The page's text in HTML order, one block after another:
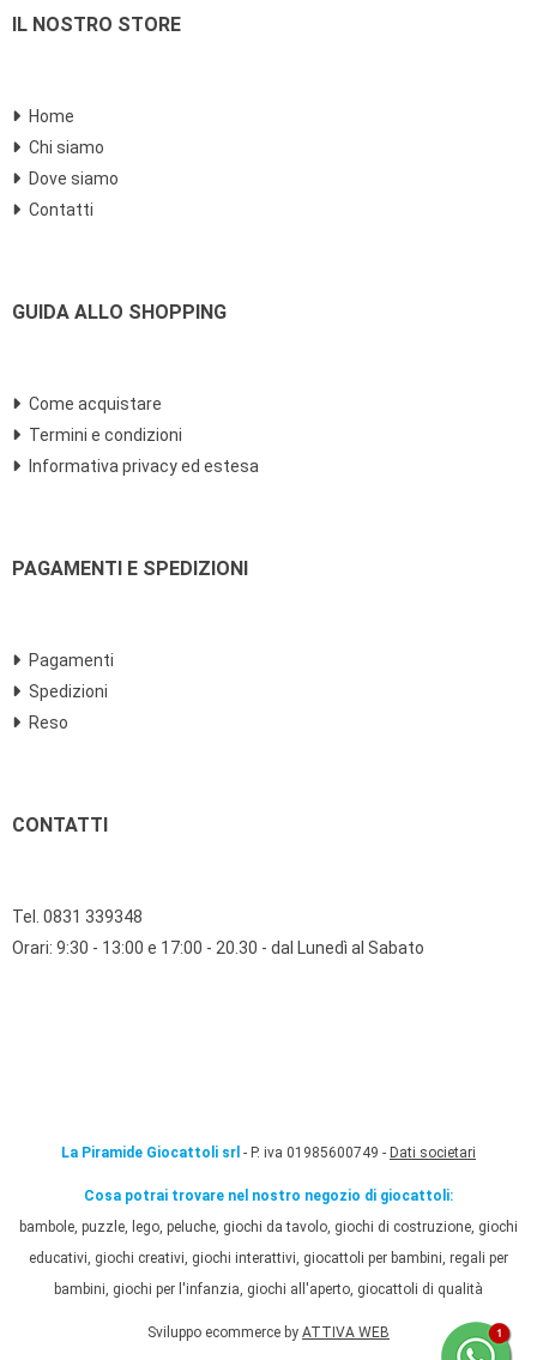
IL NOSTRO STORE
Home
Chi siamo
Dove siamo
Contatti
GUIDA ALLO SHOPPING
Come acquistare
Termini e condizioni
Informativa privacy ed estesa
PAGAMENTI E SPEDIZIONI
Pagamenti
Spedizioni
Reso
CONTATTI
Tel. 0831 339348
Orari: 9:30 - 13:00 e 17:00 - 20.30 - dal Lunedì al Sabato
La Piramide Giocattoli srl - P. iva 01985600749 - Dati societari
Cosa potrai trovare nel nostro negozio di giocattoli:
bambole, puzzle, lego, peluche, giochi da tavolo, giochi di costruzione, giochi
educativi, giochi creativi, giochi interattivi, giocattoli per bambini, regali per
bambini, giochi per l'infanzia, giochi all'aperto, giocattoli di qualità
Sviluppo ecommerce by ATTIVA WEB